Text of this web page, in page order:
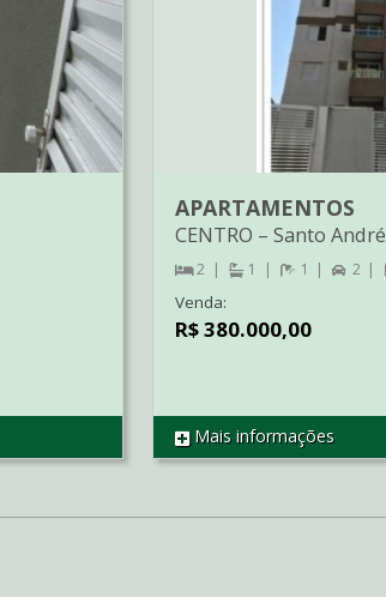
REF AP3947
APARTAMENTOS
CENTRO – Santo André
2 1 1 2
Venda:
R$ 380.000,00
Mais informações